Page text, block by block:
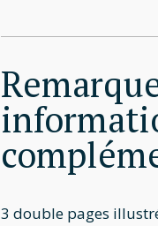
3 double pages